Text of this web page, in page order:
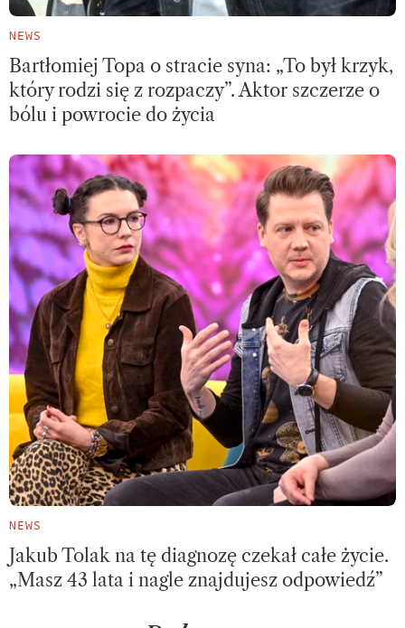
NEWS
Bartłomiej Topa o stracie syna: „To był krzyk,
który rodzi się z rozpaczy”. Aktor szczerze o
bólu i powrocie do życia
NEWS
Jakub Tolak na tę diagnozę czekał całe życie.
„Masz 43 lata i nagle znajdujesz odpowiedź”